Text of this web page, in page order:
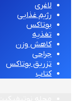
لاغری
رژیم غذایی
بوتاکس
تغذیه
کاهش وزن
جراحی
تزریق بوتاکس
کتاب